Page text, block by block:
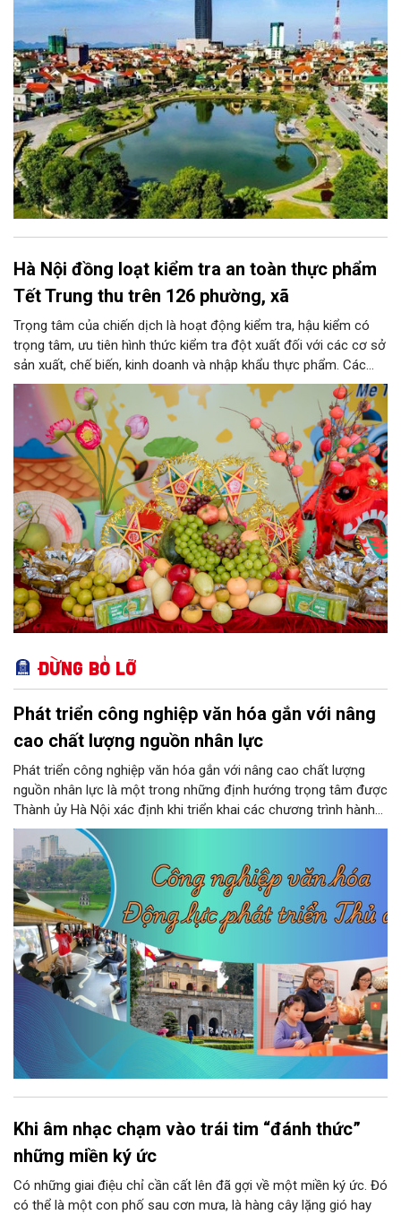
đoạn.
Hà Nội đồng loạt kiểm tra an toàn thực phẩm
Tết Trung thu trên 126 phường, xã
Trọng tâm của chiến dịch là hoạt động kiểm tra, hậu kiểm có
trọng tâm, ưu tiên hình thức kiểm tra đột xuất đối với các cơ sở
sản xuất, chế biến, kinh doanh và nhập khẩu thực phẩm. Các
nhóm mặt hàng tiêu thụ mạnh như bánh Trung thu, bánh mứt
kẹo, rượu, bia, nước giải khát, phụ gia thực phẩm...
Đừng bỏ lỡ
Phát triển công nghiệp văn hóa gắn với nâng
cao chất lượng nguồn nhân lực
Phát triển công nghiệp văn hóa gắn với nâng cao chất lượng
nguồn nhân lực là một trong những định hướng trọng tâm được
Thành ủy Hà Nội xác định khi triển khai các chương trình hành
động thực hiện các nghị quyết của Bộ Chính trị về giáo dục -
đào tạo, y tế và văn hóa. Theo kết luận của đồng chí Nguyễn
Văn Phong, Phó Bí thư Thành ủy, nhiều nhiệm vụ, giải pháp đồng
bộ đã được đặt ra nhằm phát huy nguồn lực con người, khơi
dậy sức mạnh văn hóa và tạo nền tảng cho sự phát triển bền
vững của Thủ đô.
Khi âm nhạc chạm vào trái tim “đánh thức”
những miền ký ức
Có những giai điệu chỉ cần cất lên đã gợi về một miền ký ức. Đó
có thể là một con phố sau cơn mưa, là hàng cây lặng gió hay